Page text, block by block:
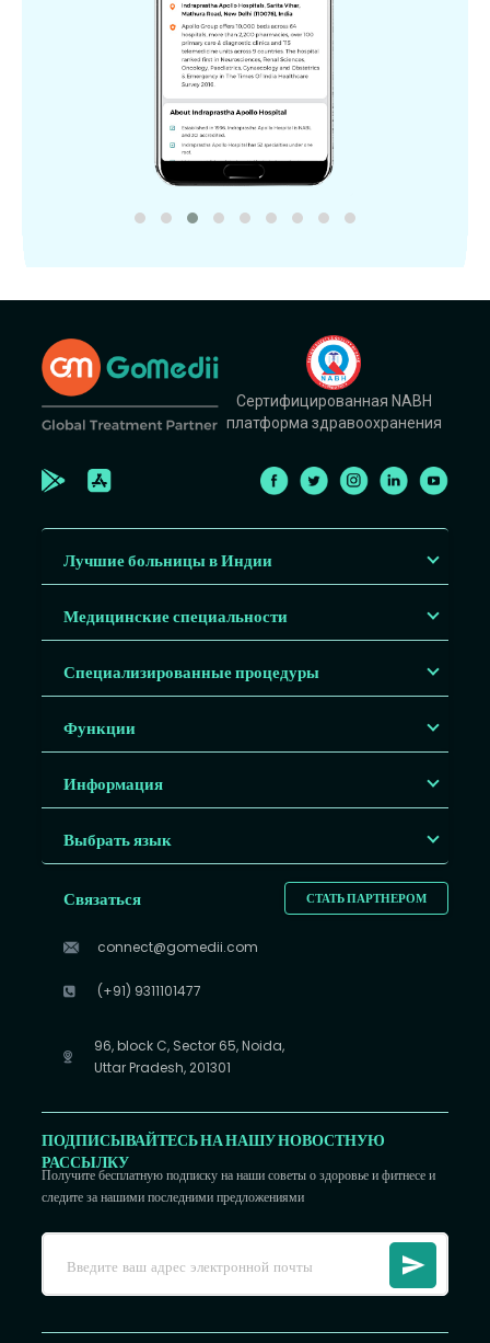
Сертифицированная NABH
платформа здравоохранения
Лучшие больницы в Индии
Медицинские специальности
Специализированные процедуры
Функции
Информация
Выбрать язык
СТАТЬ ПАРТНЕРОМ
Связаться
connect@gomedii.com
(+91) 9311101477
96, block C, Sector 65, Noida,
Uttar Pradesh, 201301
ПОДПИСЫВАЙТЕСЬ НА НАШУ НОВОСТНУЮ
РАССЫЛКУ
Получите бесплатную подписку на наши советы о здоровье и фитнесе и
следите за нашими последними предложениями